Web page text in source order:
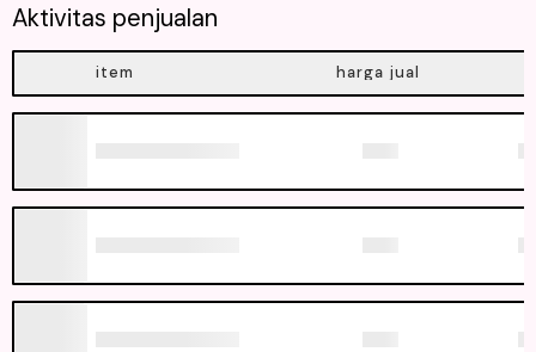
Aktivitas penjualan
item harga jual